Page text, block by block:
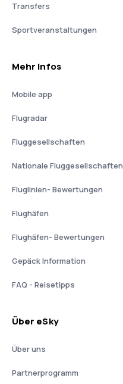
Transfers
Sportveranstaltungen
Mehr Infos
Mobile app
Flugradar
Fluggesellschaften
Nationale Fluggesellschaften
Fluglinien- Bewertungen
Flughäfen
Flughäfen- Bewertungen
Gepäck Information
FAQ - Reisetipps
Über eSky
Über uns
Partnerprogramm